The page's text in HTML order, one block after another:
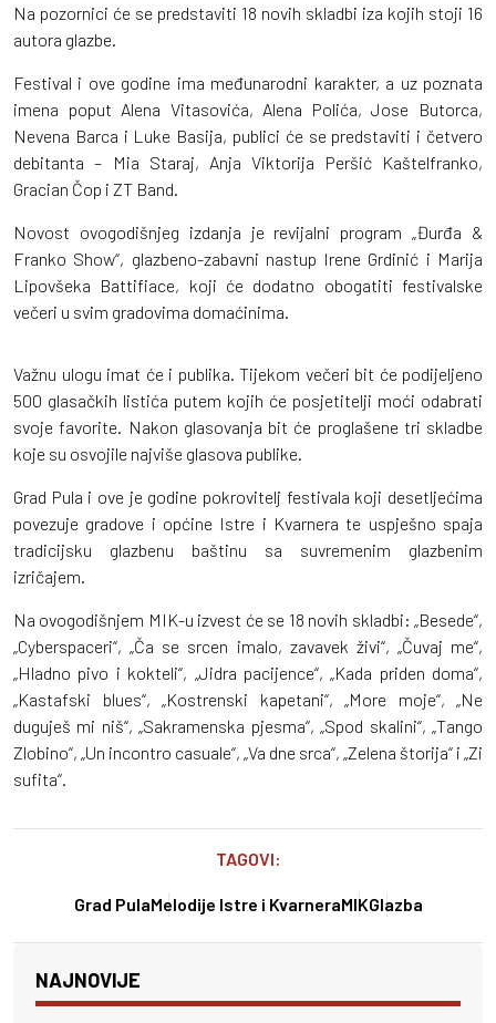
Na pozornici će se predstaviti 18 novih skladbi iza kojih stoji 16
autora glazbe.
Festival i ove godine ima međunarodni karakter, a uz poznata
imena poput Alena Vitasovića, Alena Polića, Jose Butorca,
Nevena Barca i Luke Basija, publici će se predstaviti i četvero
debitanta – Mia Staraj, Anja Viktorija Peršić Kaštelfranko,
Gracian Čop i ZT Band.
Novost ovogodišnjeg izdanja je revijalni program „Đurđa &
Franko Show“, glazbeno-zabavni nastup Irene Grdinić i Marija
Lipovšeka Battifiace, koji će dodatno obogatiti festivalske
večeri u svim gradovima domaćinima.
Važnu ulogu imat će i publika. Tijekom večeri bit će podijeljeno
500 glasačkih listića putem kojih će posjetitelji moći odabrati
svoje favorite. Nakon glasovanja bit će proglašene tri skladbe
koje su osvojile najviše glasova publike.
Grad Pula i ove je godine pokrovitelj festivala koji desetljećima
povezuje gradove i općine Istre i Kvarnera te uspješno spaja
tradicijsku glazbenu baštinu sa suvremenim glazbenim
izričajem.
Na ovogodišnjem MIK-u izvest će se 18 novih skladbi: „Besede“,
„Cyberspaceri“, „Ča se srcen imalo, zavavek živi“, „Čuvaj me“,
„Hladno pivo i kokteli“, „Jidra pacijence“, „Kada priden doma“,
„Kastafski blues“, „Kostrenski kapetani“, „More moje“, „Ne
duguješ mi niš“, „Sakramenska pjesma“, „Spod skalini“, „Tango
Zlobino“, „Un incontro casuale“, „Va dne srca“, „Zelena štorija“ i „Zi
sufita“.
TAGOVI:
Grad PulaMelodije Istre i KvarneraMIKGlazba
NAJNOVIJE